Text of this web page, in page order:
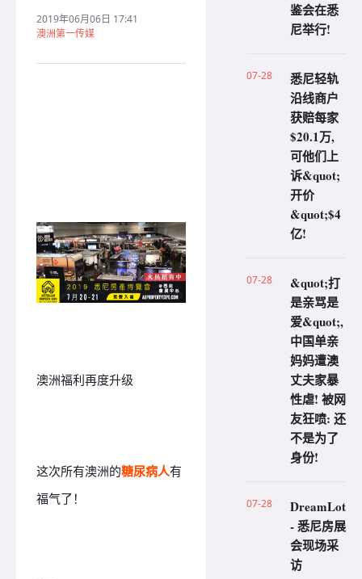
2019年06月06日 17:41
澳洲第一传媒
澳洲福利再度升级
这次所有澳洲的糖尿病人有
福气了！
鉴会在悉
尼举行!
07-28
悉尼轻轨
沿线商户
获赔每家
$20.1万,
可他们上
诉&quot;
开价
&quot;$4
亿!
07-28
&quot;打
是亲骂是
爱&quot;,
中国单亲
妈妈遭澳
丈夫家暴
性虐! 被网
友狂喷: 还
不是为了
身份!
07-28
DreamLot
- 悉尼房展
会现场采
访